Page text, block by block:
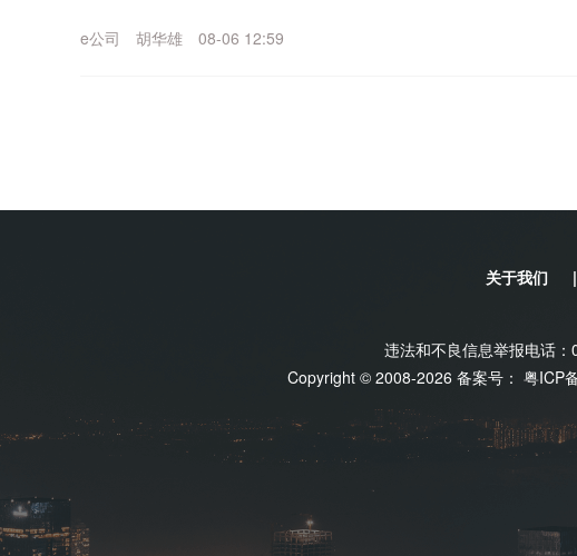
e公司 胡华雄 08-06 12:59
关于我们 |
违法和不良信息举报电话：
Copyright © 2008-2026 备案号： 粤ICP